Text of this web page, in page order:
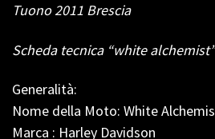
Tuono 2011 Brescia
Schedatecnica “white alchemist”
Generalità:
Nome della Moto: White
Marca : Harley Davidson